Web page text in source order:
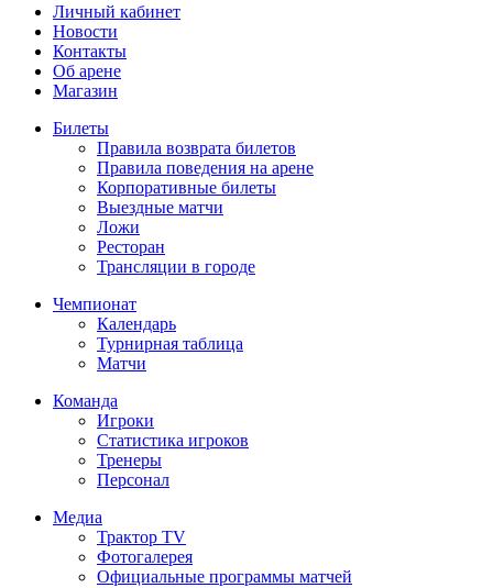
Личный кабинет
Новости
Контакты
Об арене
Магазин
Билеты
Правила возврата билетов
Правила поведения на арене
Корпоративные билеты
Выездные матчи
Ложи
Ресторан
Трансляции в городе
Чемпионат
Календарь
Турнирная таблица
Матчи
Команда
Игроки
Статистика игроков
Тренеры
Персонал
Медиа
Трактор TV
Фотогалерея
Официальные программы матчей